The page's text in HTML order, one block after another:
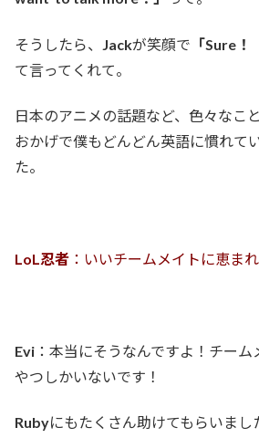
そうしたら、 Jackが笑顔で 「Sure！
て言ってくれて。
日本のアニメの話題など、色々なこ
おかげで僕もどんどん英語に慣れて
た。
LoL忍者 ：いいチームメイトに恵まれ
Evi ：本当にそうなんですよ！チー
やつしかいないです！
Rubyにもたくさん助けてもらいまし